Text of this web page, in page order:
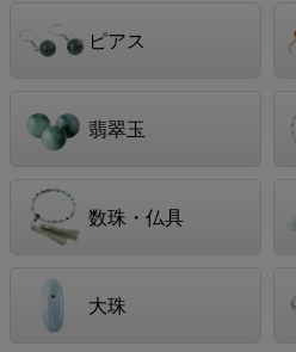
ピアス
翡翠玉
数珠・仏具
大珠